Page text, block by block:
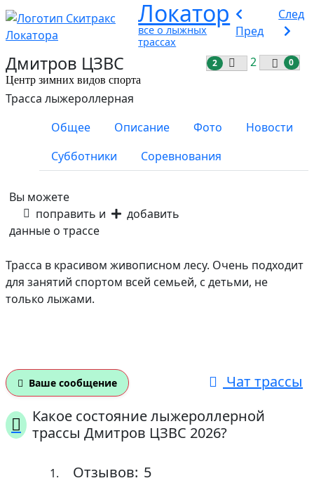
Локатор
все о лыжных
трассах
Пред
След
Дмитров ЦЗВС
Центр зимних видов спорта
Трасса лыжероллерная
2 2 0
Общее Описание Фото
Новости
Субботники
Соревнования
Вы можете
поправить и
добавить
данные о трассе
Трасса в красивом живописном лесу. Очень подходит
для занятий спортом всей семьей, с детьми, не
только лыжами.
Ваше сообщение
Чат трассы
Какое состояние лыжероллерной
трассы Дмитров ЦЗВС 2026?
Отзывов: 5